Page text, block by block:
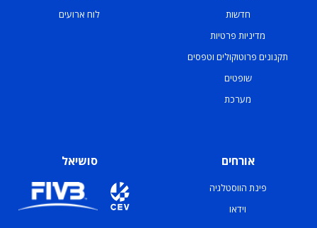
חדשות
מדיניות פרטיות
תקנונים פרוטוקולים וטפסים
שופטים
מערכת
לוח ארועים
אורחים
פינת הווסטלגיה
וידאו
סושיאל